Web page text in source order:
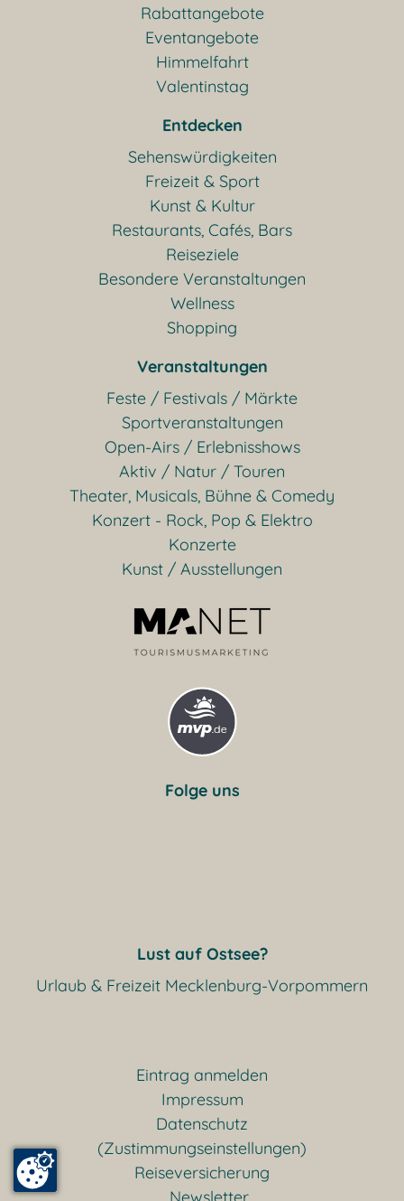
Rabattangebote
Eventangebote
Himmelfahrt
Valentinstag
Entdecken
Sehenswürdigkeiten
Freizeit & Sport
Kunst & Kultur
Restaurants, Cafés, Bars
Reiseziele
Besondere Veranstaltungen
Wellness
Shopping
Veranstaltungen
Feste / Festivals / Märkte
Sportveranstaltungen
Open-Airs / Erlebnisshows
Aktiv / Natur / Touren
Theater, Musicals, Bühne & Comedy
Konzert - Rock, Pop & Elektro
Konzerte
Kunst / Ausstellungen
Folge uns
Lust auf Ostsee?
Urlaub & Freizeit Mecklenburg-Vorpommern
Eintrag anmelden
Impressum
Datenschutz
(Zustimmungseinstellungen)
Reiseversicherung